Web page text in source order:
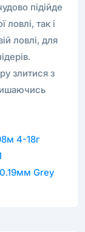
підійде
ловлі, так і
ловлі, для
злитися з
4-18г
Grey